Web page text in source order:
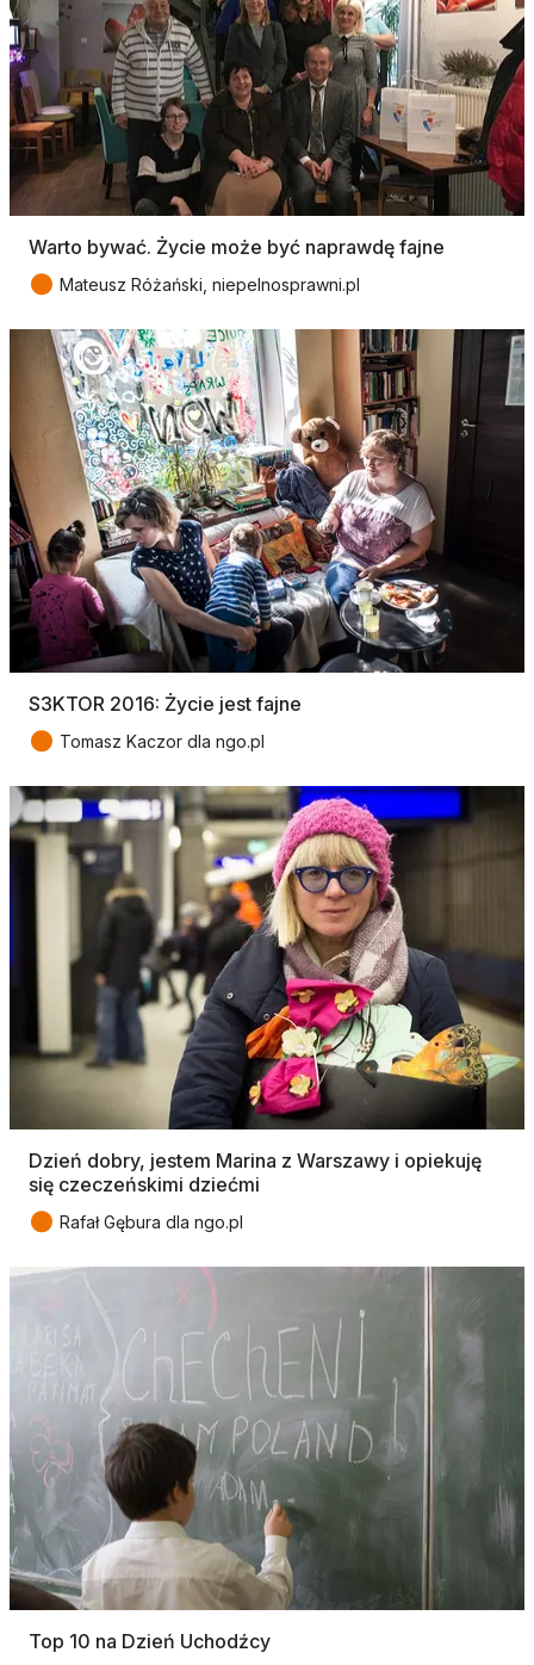
Warto bywać. Życie może być naprawdę fajne
● Mateusz Różański, niepelnosprawni.pl
S3KTOR 2016: Życie jest fajne
● Tomasz Kaczor dla ngo.pl
Dzień dobry, jestem Marina z Warszawy i opiekuję
się czeczeńskimi dziećmi
● Rafał Gębura dla ngo.pl
Top 10 na Dzień Uchodźcy